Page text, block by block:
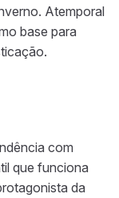
Atemporal
base para
com
que funciona
da